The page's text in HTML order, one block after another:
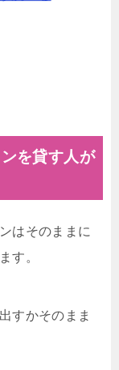
を貸す人が
はそのままに
す。
すかそのまま